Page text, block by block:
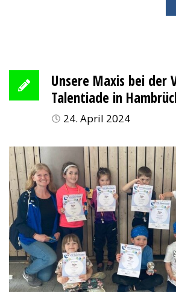
Unsere Maxis bei der
Talentiade in
24. April 2024